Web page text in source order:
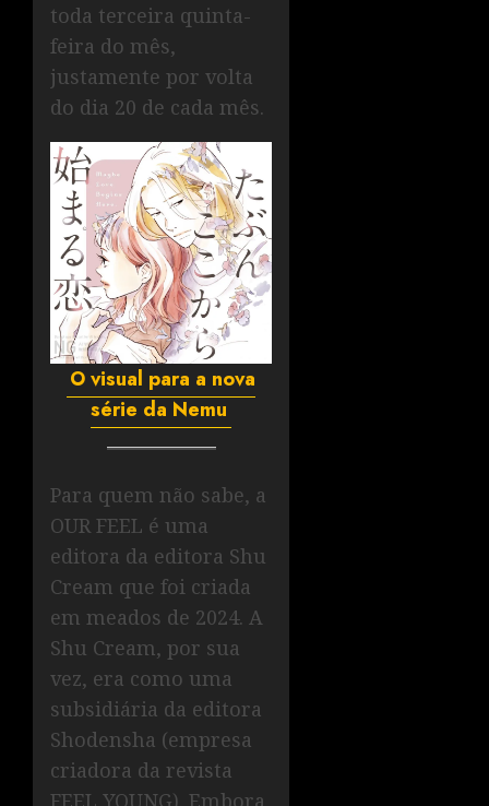
toda terceira quinta-
feira do mês,
justamente por volta
do dia 20 de cada mês.
O visual para a nova
série da Nemu
Para quem não sabe, a
OUR FEEL é uma
editora da editora Shu
Cream que foi criada
em meados de 2024. A
Shu Cream, por sua
vez, era como uma
subsidiária da editora
Shodensha (empresa
criadora da revista
FEEL YOUNG). Embora